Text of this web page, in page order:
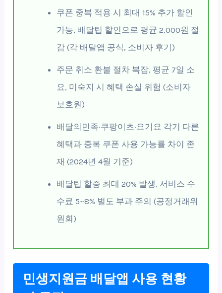
쿠폰 중복 적용 시 최대 15% 추가 할인
가능, 배달팁 할인으로 평균 2,000원 절
감 (각 배달앱 공식, 소비자 후기)
주문 취소 환불 절차 복잡, 평균 7일 소
요, 미숙지 시 혜택 손실 위험 (소비자
보호원)
배달의민족·쿠팡이츠·요기요 각기 다른
혜택과 중복 쿠폰 사용 가능률 차이 존
재 (2024년 4월 기준)
배달팁 할증 최대 20% 발생, 서비스 수
수료 5~8% 별도 부과 주의 (공정거래위
원회)
민생지원금 배달앱 사용 현황